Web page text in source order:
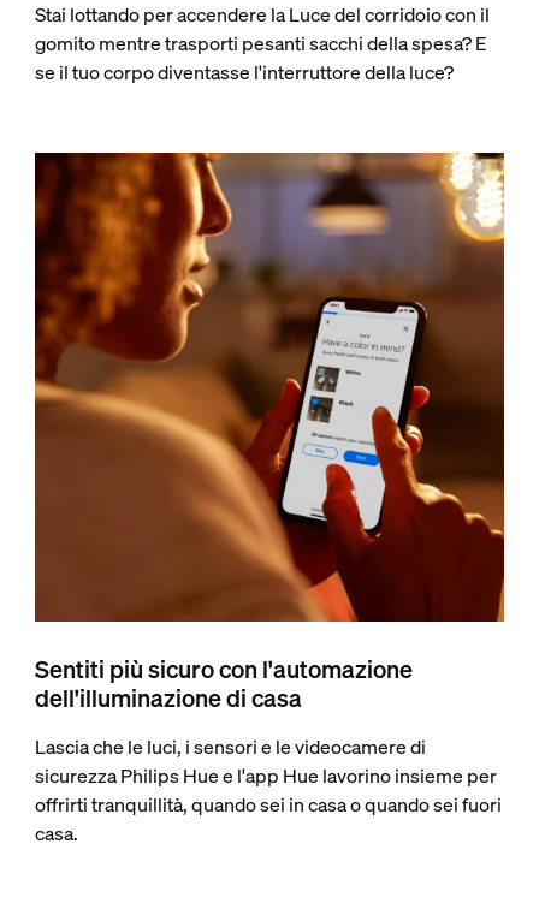
Stai lottando per accendere la Luce del corridoio con il
gomito mentre trasporti pesanti sacchi della spesa? E
se il tuo corpo diventasse l'interruttore della luce?
Sentiti più sicuro con l'automazione
dell'illuminazione di casa
Lascia che le luci, i sensori e le videocamere di
sicurezza Philips Hue e l'app Hue lavorino insieme per
offrirti tranquillità, quando sei in casa o quando sei fuori
casa.